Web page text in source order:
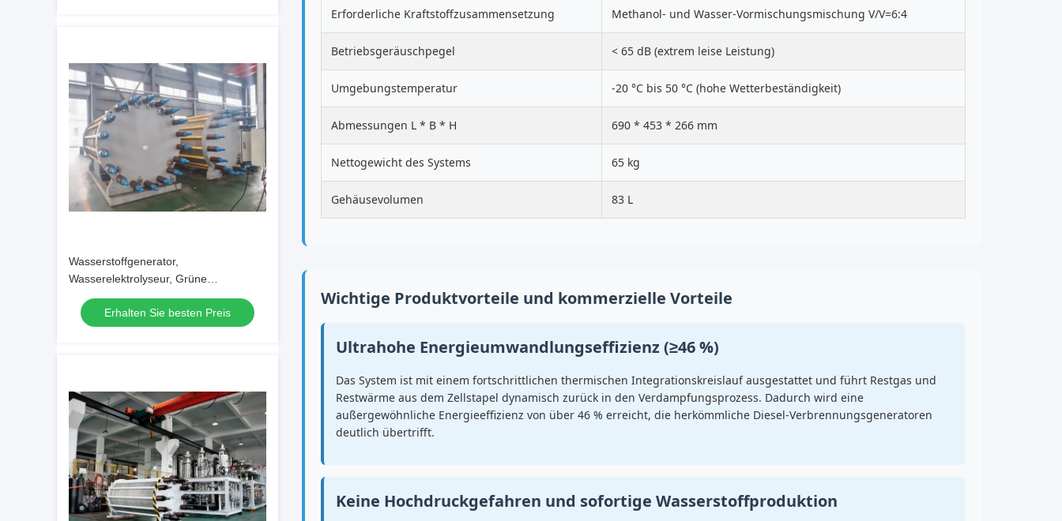
Wasserstoffgenerator,
Wasserelektrolyseur, Grüne
Wasserstoffproduktion.
Erhalten Sie besten Preis
Erforderliche Kraftstoffzusammensetzung Methanol- und Wasser-Vormischungsmischung V/V=6:4
Betriebsgeräuschpegel < 65 dB (extrem leise Leistung)
Umgebungstemperatur -20 °C bis 50 °C (hohe Wetterbeständigkeit)
Abmessungen L * B * H 690 * 453 * 266 mm
Nettogewicht des Systems 65 kg
Gehäusevolumen 83 L
Wichtige Produktvorteile und kommerzielle Vorteile
Ultrahohe Energieumwandlungseffizienz (≥46 %)
Das System ist mit einem fortschrittlichen thermischen Integrationskreislauf ausgestattet und führt Restgas und
Restwärme aus dem Zellstapel dynamisch zurück in den Verdampfungsprozess. Dadurch wird eine
außergewöhnliche Energieeffizienz von über 46 % erreicht, die herkömmliche Diesel-Verbrennungsgeneratoren
deutlich übertrifft.
Keine Hochdruckgefahren und sofortige Wasserstoffproduktion